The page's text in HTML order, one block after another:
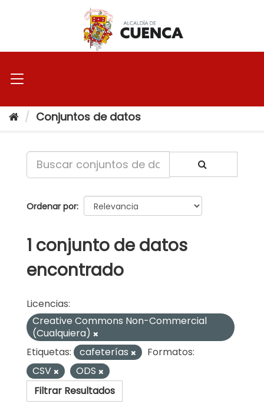
Conjuntos de datos
Ordenar por
1 conjunto de datos
encontrado
Licencias:
Creative Commons Non-Commercial
(Cualquiera)
Etiquetas:
cafeterías
Formatos:
CSV
ODS
Filtrar Resultados